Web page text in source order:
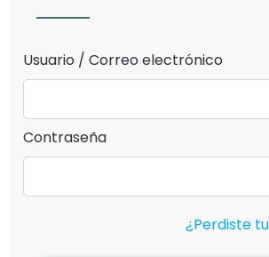
Usuario / Correo electrónico
Contraseña
¿Perdiste